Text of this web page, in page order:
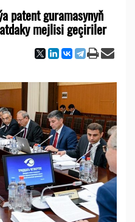
patent guramasynyň
mejlisi geçiriler